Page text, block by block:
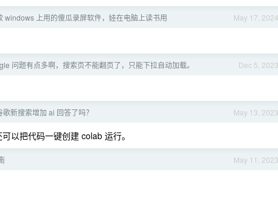
May 17, 2024
windows 上用的傻瓜录屏软件，娃在电脑上读书用
Dec 5, 2023
问题有点多啊，搜索页不能翻页了，只能下拉自动加载。
May 13, 2023
新搜索增加 ai 回答了吗？
以把代码一键创建 colab 运行。
May 11, 2023